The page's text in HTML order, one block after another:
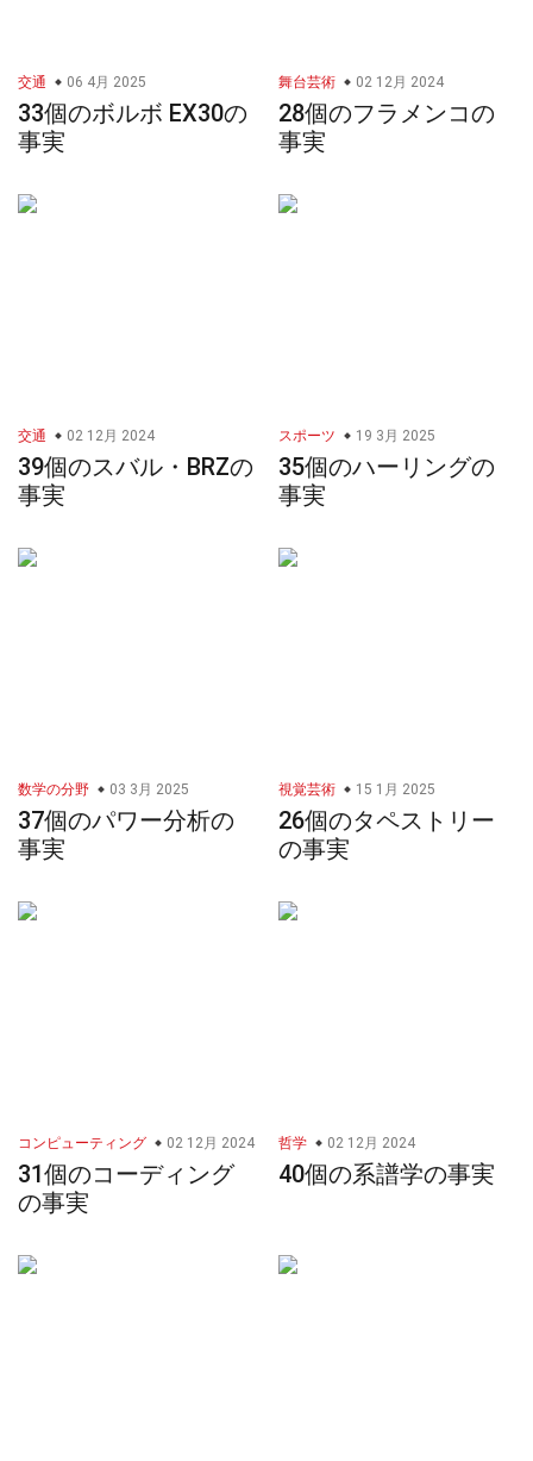
交通 06 4月 2025
33個のボルボ EX30の
事実
舞台芸術 02 12月 2024
28個のフラメンコの
事実
交通 02 12月 2024
39個のスバル・BRZの
事実
スポーツ 19 3月 2025
35個のハーリングの
事実
数学の分野 03 3月 2025
37個のパワー分析の
事実
視覚芸術 15 1月 2025
26個のタペストリー
の事実
コンピューティング 02 12月 2024
31個のコーディング
の事実
哲学 02 12月 2024
40個の系譜学の事実